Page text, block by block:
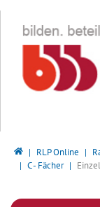
Bildungsserver
RLP Online
C - Fächer